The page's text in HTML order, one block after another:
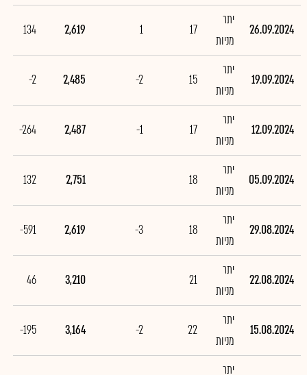
26.09.2024
יתר
מניות
17
1
2,619
134
19.09.2024
יתר
מניות
15
-2
2,485
-2
12.09.2024
יתר
מניות
17
-1
2,487
-264
05.09.2024
יתר
מניות
18
2,751
132
29.08.2024
יתר
מניות
18
-3
2,619
-591
22.08.2024
יתר
מניות
21
3,210
46
15.08.2024
יתר
מניות
22
-2
3,164
-195
יתר